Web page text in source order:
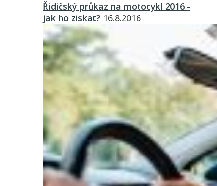
Řidičský průkaz na motocykl 2016 -
jak ho získat? 16.8.2016